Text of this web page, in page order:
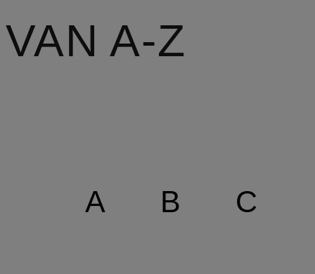
VAN A-Z
A B C